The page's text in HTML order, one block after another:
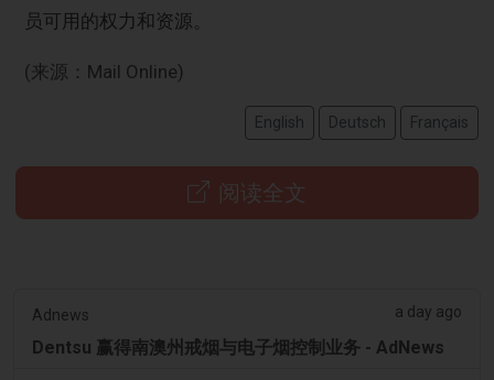
员可用的权力和资源。
(来源：Mail Online)
English Deutsch Français
阅读全文
Adnews a day ago
Dentsu 赢得南澳州戒烟与电子烟控制业务 - AdNews